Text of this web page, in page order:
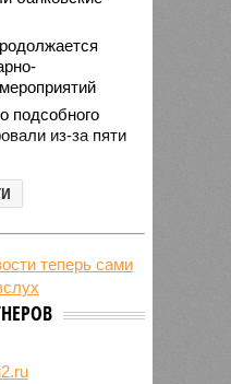
подсобного
из-за пяти
хотят
ребёнка
выплатить
падения в
в